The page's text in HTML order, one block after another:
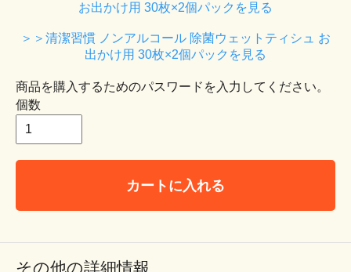
お出かけ用 30枚×2個パックを見る
＞＞清潔習慣 ノンアルコール 除菌ウェットティシュ お
出かけ用 30枚×2個パックを見る
商品を購入するためのパスワードを入力してください。
個数
カートに入れる
その他の詳細情報